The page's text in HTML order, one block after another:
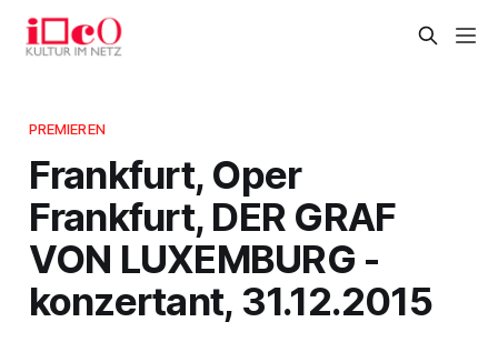
PREMIEREN
Frankfurt, Oper
Frankfurt, DER GRAF
VON LUXEMBURG -
konzertant, 31.12.2015